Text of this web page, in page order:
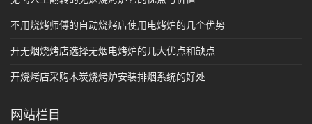
不用烧烤师傅的自动烧烤店使用电烤炉的几个优势
开无烟烧烤店选择无烟电烤炉的几大优点和缺点
开烧烤店采购木炭烧烤炉安装排烟系统的好处
网站栏目